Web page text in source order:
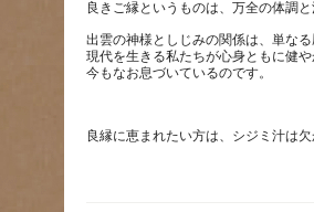
出雲の神様としじみの関係は、単なる
現代を生きる私たちが心身ともに健